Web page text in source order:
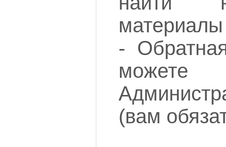
-
можете
(вам